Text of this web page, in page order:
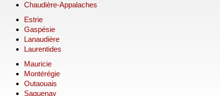
Chaudière-Appalaches
Estrie
Gaspésie
Lanaudière
Laurentides
Mauricie
Montérégie
Outaouais
Saguenay